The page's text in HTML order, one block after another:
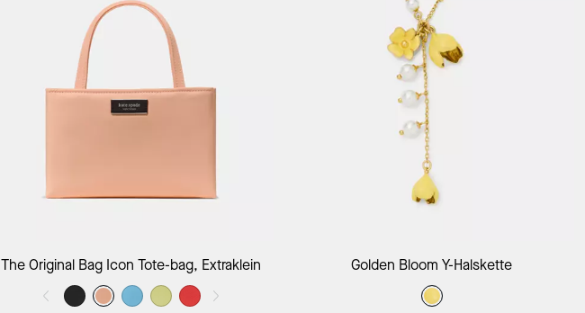
The Original Bag Icon Tote-bag, Extraklein Golden Bloom Y-Halskette